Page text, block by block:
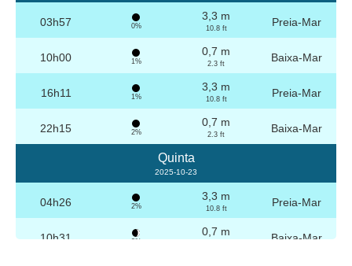
03h57 0%
3,3 m
10.8 ft Preia-Mar
10h00 1%
0,7 m
2.3 ft Baixa-Mar
16h11 1%
3,3 m
10.8 ft Preia-Mar
22h15 2%
0,7 m
2.3 ft Baixa-Mar
Quinta
2025-10-23
04h26 2%
3,3 m
10.8 ft Preia-Mar
10h31 3%
0,7 m Baixa-Mar